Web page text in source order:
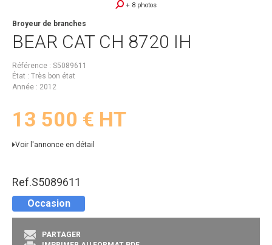
+ 8 photos
BEAR CAT CH 8720 IH
Broyeur de branches
Référence
S5089611
État
Très bon état
Année
2012
13 500 € HT
Voir l'annonce en détail
Ref.S5089611
Occasion
PARTAGER